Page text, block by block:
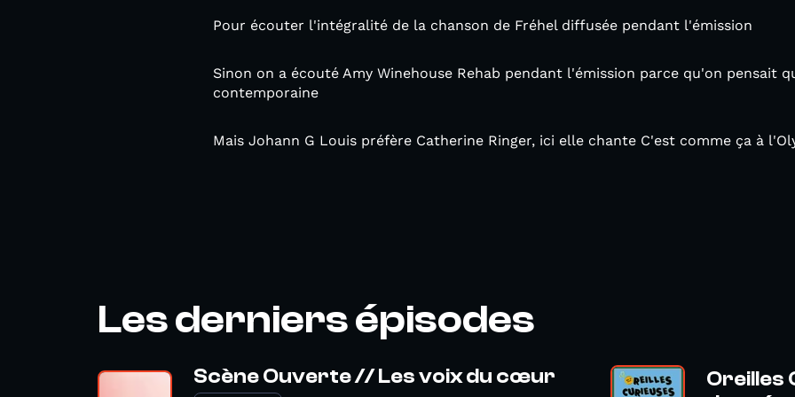
Pour écouter l'intégralité de la chanson de Fréhel diffusée pendant l'émission
Sinon on a écouté Amy Winehouse Rehab pendant l'émission parce qu'on pensait
contemporaine
Mais Johann G Louis préfère Catherine Ringer, ici elle chante C'est comme ça à
Les derniers épisodes
Scène Ouverte // Les voix du cœur
Oreilles